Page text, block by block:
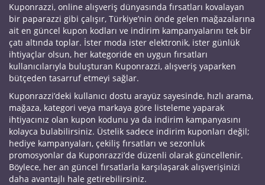
Kuponrazzi, online alışveriş dünyasında fırsatları kovalayan
bir paparazzi gibi çalışır, Türkiye’nin önde gelen mağazalarına
ait en güncel kupon kodları ve indirim kampanyalarını tek bir
çatı altında toplar. İster moda ister elektronik, ister günlük
ihtiyaçlar olsun, her kategoride en uygun fırsatları
kullanıcılarıyla buluşturan Kuponrazzi, alışveriş yaparken
bütçeden tasarruf etmeyi sağlar.
Kuponrazzi’deki kullanıcı dostu arayüz sayesinde, hızlı arama,
mağaza, kategori veya markaya göre listeleme yaparak
ihtiyacınız olan kupon kodunu ya da indirim kampanyasını
kolayca bulabilirsiniz. Üstelik sadece indirim kuponları değil;
hediye kampanyaları, çekiliş fırsatları ve sezonluk
promosyonlar da Kuponrazzi’de düzenli olarak güncellenir.
Böylece, her an güncel fırsatlarla karşılaşarak alışverişinizi
daha avantajlı hale getirebilirsiniz.